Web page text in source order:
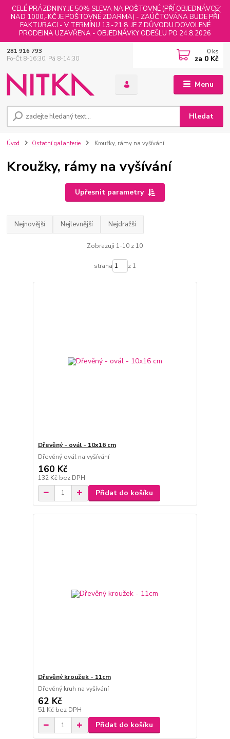
CELÉ PRÁZDNINY JE 50% SLEVA NA POŠTOVNÉ (PŘÍ OBJEDNÁVCE
NAD 1000,-KČ JE POŠTOVNÉ ZDARMA) - ZAÚČTOVÁNA BUDE PŘI
FAKTURACI - V TERMÍNU 13.-21.8. JE Z DŮVODU DOVOLENÉ
PRODEJNA UZAVŘENA - OBJEDNÁVKY ODEŠLU PO 24.8.2026
Menu
Hledat
281 916 793
Po-Čt 8-16:30, Pá 8-14:30
0 ks
za 0 Kč
Úvod Ostatní galanterie Kroužky, rámy na vyšívání
Kroužky, rámy na vyšívání
Upřesnit parametry
Nejnovější Nejlevnější Nejdražší
Zobrazuji 1-10 z 10
strana z 1
Dřevěný - ovál - 10x16 cm
Dřevěný ovál na vyšívání
160 Kč
132 Kč bez DPH
Přidat do košíku
Dřevěný kroužek - 11cm
Dřevěný kruh na vyšívání
62 Kč
51 Kč bez DPH
Přidat do košíku